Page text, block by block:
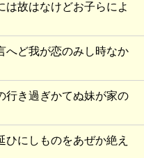
は故はなけどお子らによ
へど我が恋のみし時なか
行き過ぎかてぬ妹が家の
ひにしものをあぜか絶え